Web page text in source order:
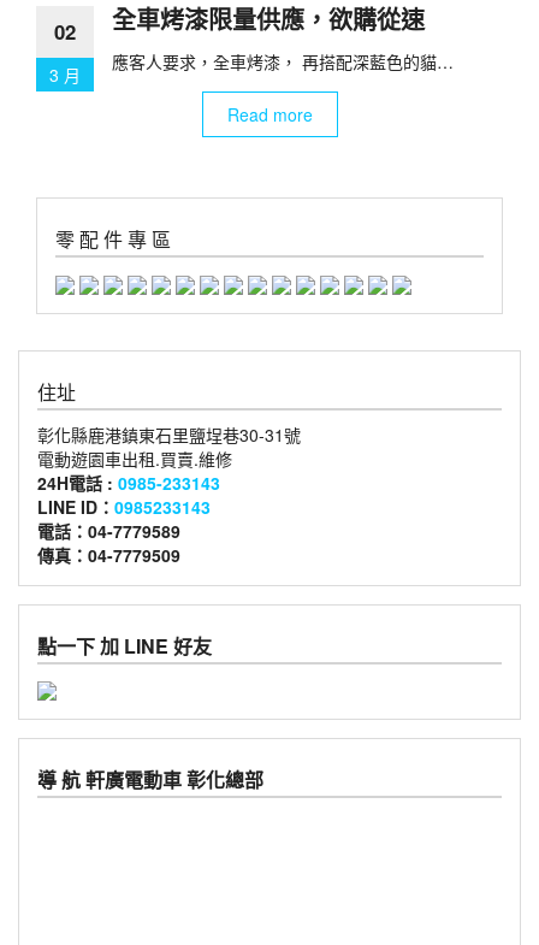
02
3 月
全車烤漆限量供應，欲購從速
應客人要求，全車烤漆， 再搭配深藍色的貓…
Read more
零 配 件 專 區
住址
彰化縣鹿港鎮東石里鹽埕巷30-31號
電動遊園車出租.買賣.維修
24H電話 : 0985-233143
LINE ID： 0985233143
電話：04-7779589
傳真：04-7779509
點一下 加 LINE 好友
導 航 軒廣電動車 彰化總部